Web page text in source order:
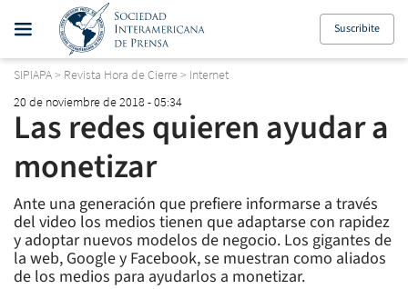
Suscribite
SIPIAPA> Revista Hora de Cierre> Internet
20 de noviembre de 2018 - 05:34
Las redes quieren ayudar a
monetizar
Ante una generación que prefiere informarse a través
del video los medios tienen que adaptarse con rapidez
y adoptar nuevos modelos de negocio. Los gigantes de
la web, Google y Facebook, se muestran como aliados
de los medios para ayudarlos a monetizar.